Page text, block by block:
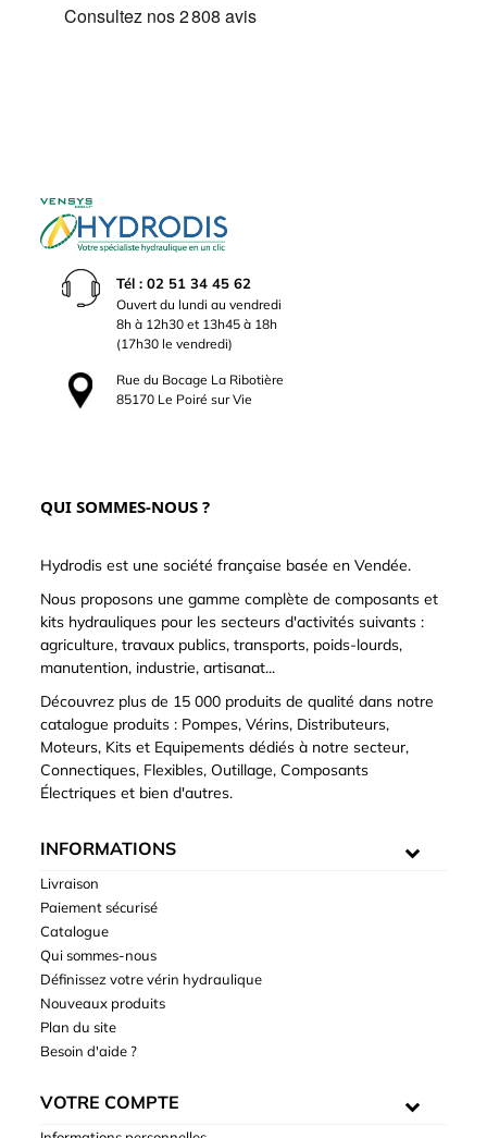
Tél : 02 51 34 45 62
Ouvert du lundi au vendredi
8h à 12h30 et 13h45 à 18h
(17h30 le vendredi)
Rue du Bocage La Ribotière
85170 Le Poiré sur Vie
QUI SOMMES-NOUS ?
Hydrodis est une société française basée en Vendée.
Nous proposons une gamme complète de composants et
kits hydrauliques pour les secteurs d'activités suivants :
agriculture, travaux publics, transports, poids-lourds,
manutention, industrie, artisanat...
Découvrez plus de 15 000 produits de qualité dans notre
catalogue produits : Pompes, Vérins, Distributeurs,
Moteurs, Kits et Equipements dédiés à notre secteur,
Connectiques, Flexibles, Outillage, Composants
Électriques et bien d'autres.
INFORMATIONS
Livraison
Paiement sécurisé
Catalogue
Qui sommes-nous
Définissez votre vérin hydraulique
Nouveaux produits
Plan du site
Besoin d'aide ?
VOTRE COMPTE